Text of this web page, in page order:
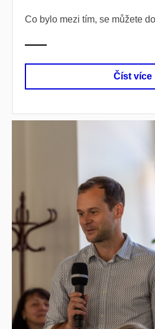
Co bylo mezi tím, se můžete
Číst více